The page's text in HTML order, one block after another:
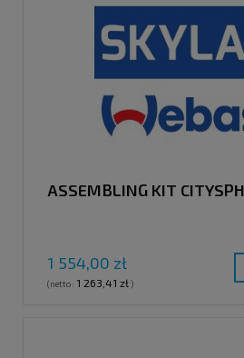
ASSEMBLING KIT
1 554,00 zł
(netto: 1 263,41 zł)